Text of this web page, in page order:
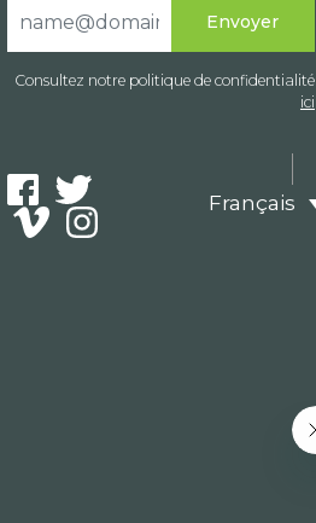
Consultez notre politique de confidentialité
ici
Français